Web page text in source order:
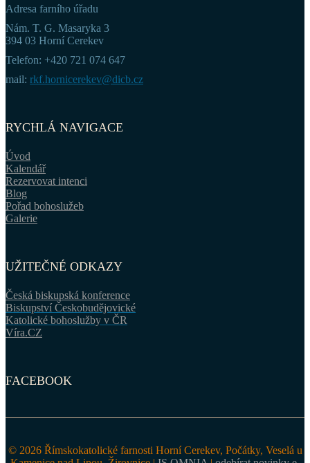
Adresa farního úřadu
Nám. T. G. Masaryka 3
394 03 Horní Cerekev
Telefon: +420 721 074 647
mail: rkf.hornicerekev@dicb.cz
RYCHLÁ NAVIGACE
Úvod
Kalendář
Rezervovat intenci
Blog
Pořad bohoslužeb
Galerie
UŽITEČNÉ ODKAZY
Česká biskupská konference
Biskupství Českobudějovické
Katolické bohoslužby v ČR
Víra.CZ
FACEBOOK
© 2026 Římskokatolické farnosti Horní Cerekev, Počátky, Veselá u